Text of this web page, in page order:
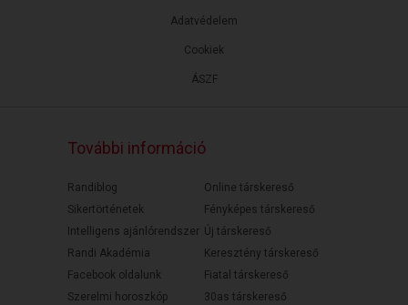
ÁSZF
Adatvédelem
Cookiek
További információ
Randiblog
Sikertörténetek
Intelligens ajánlórendszer
Randi Akadémia
Facebook oldalunk
Szerelmi horoszkóp
Online társkereső
Fényképes társkereső
Új társkereső
Keresztény társkereső
Fiatal társkereső
30as társkereső